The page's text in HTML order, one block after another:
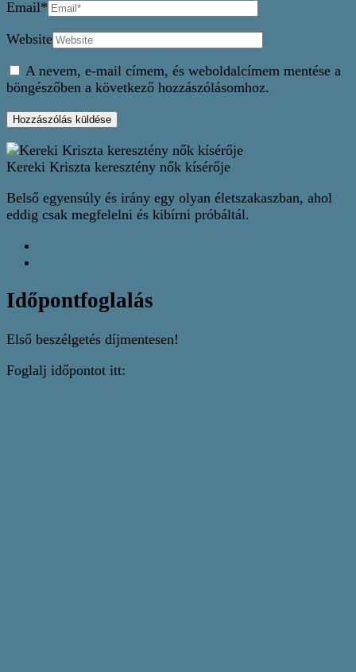
Email*
Website
A nevem, e-mail címem, és weboldalcímem mentése a
böngészőben a következő hozzászólásomhoz.
Kereki Kriszta keresztény nők kísérője
Belső egyensúly és irány egy olyan életszakaszban, ahol
eddig csak megfelelni és kibírni próbáltál.
Időpontfoglalás
Első beszélgetés díjmentesen!
Foglalj időpontot itt: